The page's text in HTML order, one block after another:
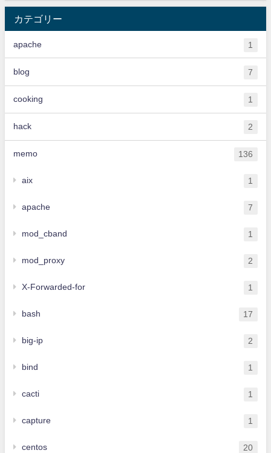
カテゴリー
apache 1
blog 7
cooking 1
hack 2
memo 136
aix 1
apache 7
mod_cband 1
mod_proxy 2
X-Forwarded-for 1
bash 17
big-ip 2
bind 1
cacti 1
capture 1
centos 20